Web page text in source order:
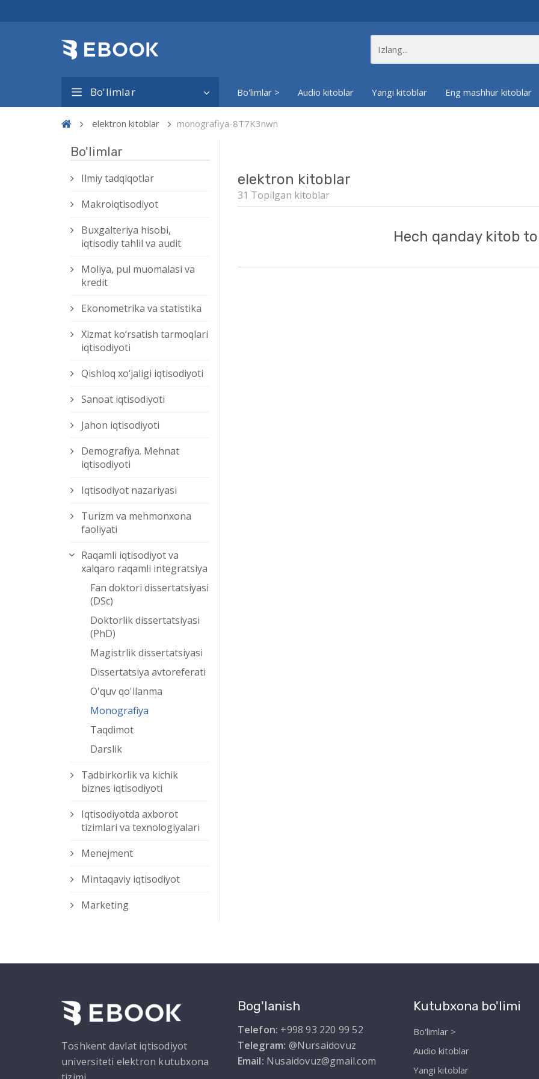
Bo'limlar Bo'limlar > Audio kitoblar Yangi kitoblar Eng mashhur kitoblar
elektron kitoblar monografiya-8T7K3nwn
Bo'limlar
Ilmiy tadqiqotlar
Makroiqtisodiyot
Buxgalteriya hisobi,
iqtisodiy tahlil va audit
Moliya, pul muomalasi va
kredit
Ekonometrika va statistika
Xizmat kо‘rsatish tarmoqlari
iqtisodiyoti
Qishloq xо‘jaligi iqtisodiyoti
Sanoat iqtisodiyoti
Jahon iqtisodiyoti
Demografiya. Mehnat
iqtisodiyoti
Iqtisodiyot nazariyasi
Turizm va mehmonxona
faoliyati
Raqamli iqtisodiyot va
xalqaro raqamli integratsiya
Fan doktori dissertatsiyasi
(DSc)
Doktorlik dissertatsiyasi
(PhD)
Magistrlik dissertatsiyasi
Dissertatsiya avtoreferati
O'quv qo'llanma
Monografiya
Taqdimot
Darslik
Tadbirkorlik va kichik
biznes iqtisodiyoti
Iqtisodiyotda axborot
tizimlari va texnologiyalari
Menejment
Mintaqaviy iqtisodiyot
Marketing
elektron kitoblar
31 Topilgan kitoblar
Hech qanday kitob
Toshkent davlat iqtisodiyot
universiteti elektron kutubxona
Bog'lanish
Telefon: +998 93 220 99 52
Telegram: @Nursaidovuz
Email: Nusaidovuz@gmail.com
Kutubxona bo'limi
Bo'limlar >
Audio kitoblar
Yangi kitoblar